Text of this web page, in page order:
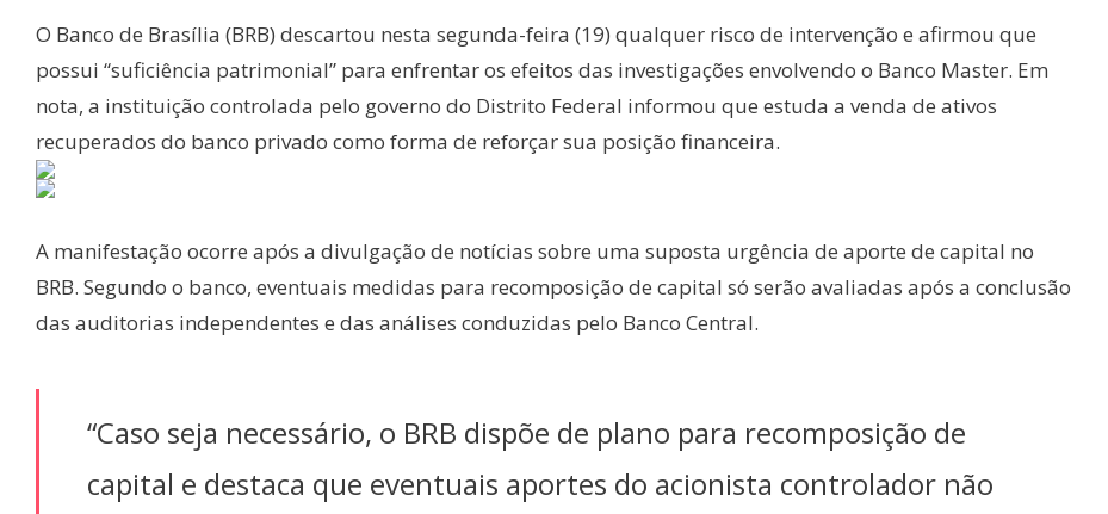
O Banco de Brasília (BRB) descartou nesta segunda-feira (19) qualquer risco de intervenção e afirmou que
possui “suficiência patrimonial” para enfrentar os efeitos das investigações envolvendo o Banco Master. Em
nota, a instituição controlada pelo governo do Distrito Federal informou que estuda a venda de ativos
recuperados do banco privado como forma de reforçar sua posição financeira.
A manifestação ocorre após a divulgação de notícias sobre uma suposta urgência de aporte de capital no
BRB. Segundo o banco, eventuais medidas para recomposição de capital só serão avaliadas após a conclusão
das auditorias independentes e das análises conduzidas pelo Banco Central.
“Caso seja necessário, o BRB dispõe de plano para recomposição de
capital e destaca que eventuais aportes do acionista controlador não